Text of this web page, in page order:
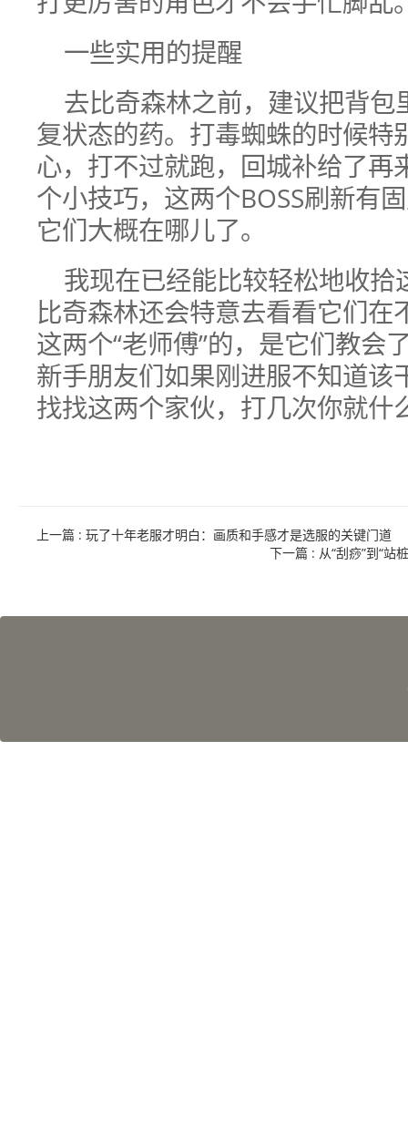
一些实用的提醒
去比奇森林之前，建议把背
复状态的药。打毒蜘蛛的时候特
心，打不过就跑，回城补给了再
个小技巧，这两个BOSS刷新有
它们大概在哪儿了。
我现在已经能比较轻松地收
比奇森林还会特意去看看它们在
这两个“老师傅”的，是它们教会
新手朋友们如果刚进服不知道该
找找这两个家伙，打几次你就什
上一篇 : 玩了十年老服才明白：画质和手感才是选服的关键门道
下一篇 : 从“刮痧”到“站